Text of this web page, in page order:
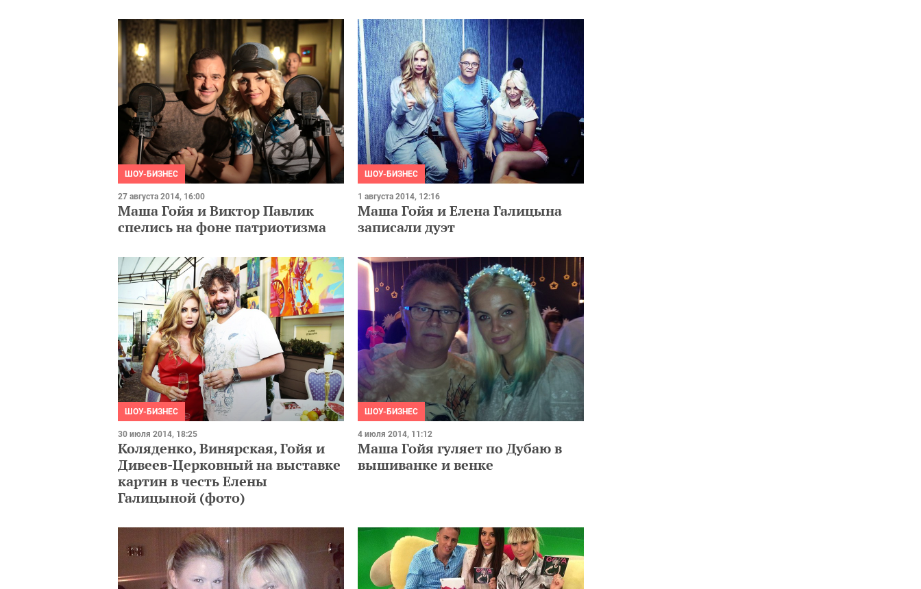
ШОУ-БИЗНЕС
27 августа 2014, 16:00
Маша Гойя и Виктор Павлик
спелись на фоне патриотизма
ШОУ-БИЗНЕС
1 августа 2014, 12:16
Маша Гойя и Елена Галицына
записали дуэт
ШОУ-БИЗНЕС
30 июля 2014, 18:25
Коляденко, Винярская, Гойя и
Дивеев-Церковный на выставке
картин в честь Елены
Галицыной (фото)
ШОУ-БИЗНЕС
4 июля 2014, 11:12
Маша Гойя гуляет по Дубаю в
вышиванке и венке